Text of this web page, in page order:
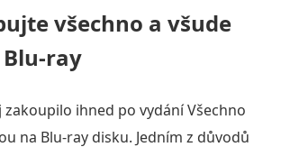
všechno a všude
ray
ihned po vydání Všechno
na Blu-ray disku. Jedním z důvodů